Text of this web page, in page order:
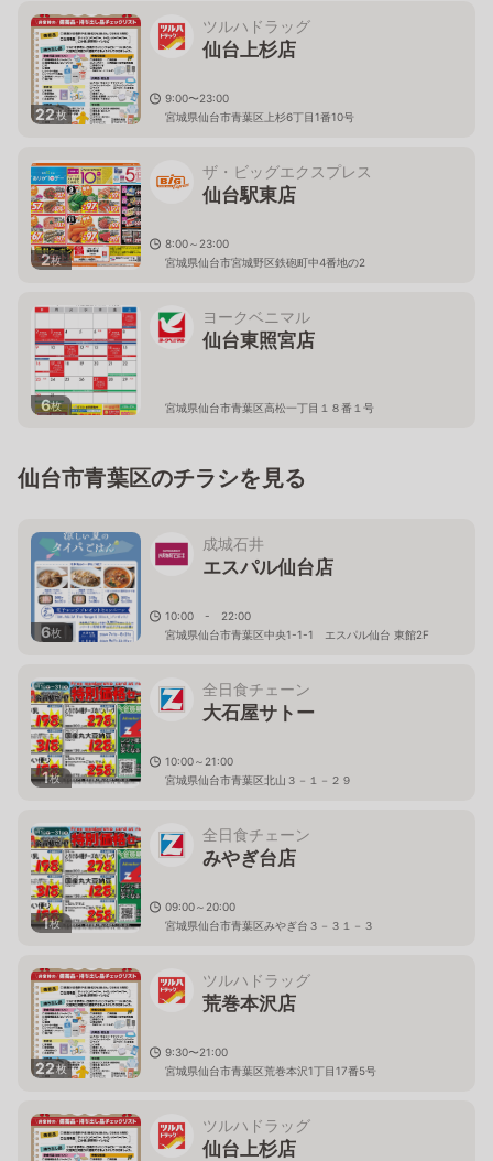
22枚
ツルハドラッグ
仙台上杉店
9:00〜23:00
宮城県仙台市青葉区上杉6丁目1番10号
2枚
ザ・ビッグエクスプレス
仙台駅東店
8:00～23:00
宮城県仙台市宮城野区鉄砲町中4番地の2
6枚
ヨークベニマル
仙台東照宮店
宮城県仙台市青葉区高松一丁目１８番１号
仙台市青葉区のチラシを見る
6枚
成城石井
エスパル仙台店
10:00 - 22:00
宮城県仙台市青葉区中央1-1-1 エスパル仙台 東館2F
1枚
全日食チェーン
大石屋サトー
10:00～21:00
宮城県仙台市青葉区北山３－１－２９
1枚
全日食チェーン
みやぎ台店
09:00～20:00
宮城県仙台市青葉区みやぎ台３－３１－３
22枚
ツルハドラッグ
荒巻本沢店
9:30〜21:00
宮城県仙台市青葉区荒巻本沢1丁目17番5号
ツルハドラッグ
仙台上杉店